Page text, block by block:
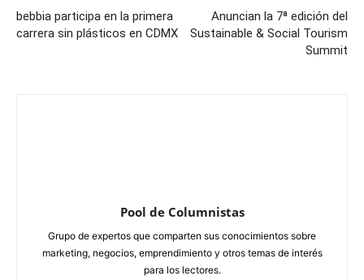
bebbia participa en la primera
carrera sin plásticos en CDMX
Anuncian la 7ª edición del
Sustainable & Social Tourism
Summit
Pool de Columnistas
Grupo de expertos que comparten sus conocimientos sobre
marketing, negocios, emprendimiento y otros temas de interés
para los lectores.